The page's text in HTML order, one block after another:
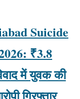
Suicide
₹3.8
में युवक की